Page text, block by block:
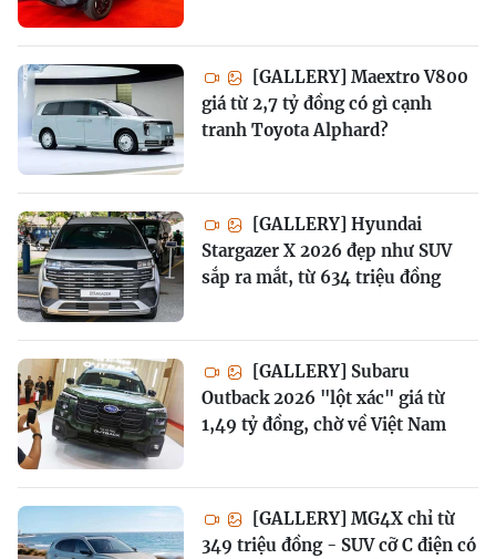
[GALLERY] Maextro V800
giá từ 2,7 tỷ đồng có gì cạnh
tranh Toyota Alphard?
[GALLERY] Hyundai
Stargazer X 2026 đẹp như SUV
sắp ra mắt, từ 634 triệu đồng
[GALLERY] Subaru
Outback 2026 "lột xác" giá từ
1,49 tỷ đồng, chờ về Việt Nam
[GALLERY] MG4X chỉ từ
349 triệu đồng - SUV cỡ C điện có